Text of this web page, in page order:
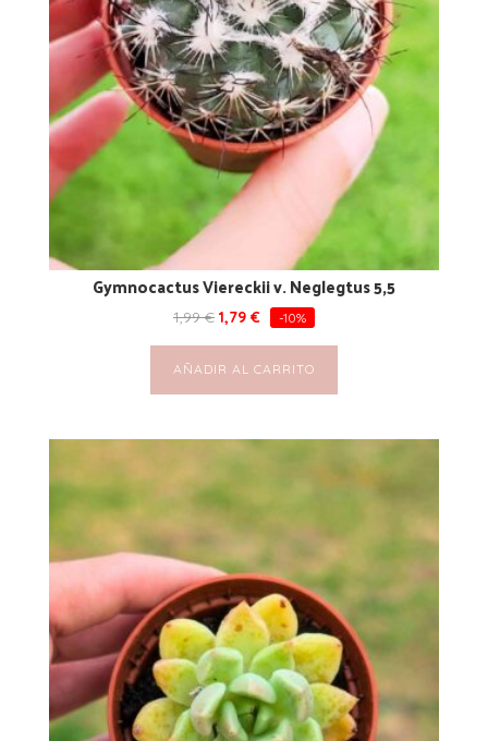
Gymnocactus Viereckii v. Neglegtus 5,5
1,99€ 1,79 € -10%
AÑADIR AL CARRITO